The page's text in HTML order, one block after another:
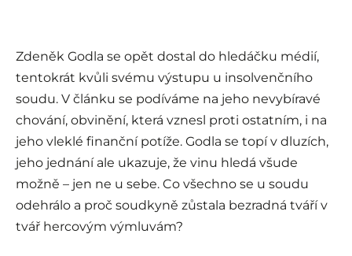
Zdeněk Godla se opět dostal do hledáčku médií,
tentokrát kvůli svému výstupu u insolvenčního
soudu. V článku se podíváme na jeho nevybíravé
chování, obvinění, která vznesl proti ostatním, i na
jeho vleklé finanční potíže. Godla se topí v dluzích,
jeho jednání ale ukazuje, že vinu hledá všude
možně – jen ne u sebe. Co všechno se u soudu
odehrálo a proč soudkyně zůstala bezradná tváří v
tvář hercovým výmluvám?